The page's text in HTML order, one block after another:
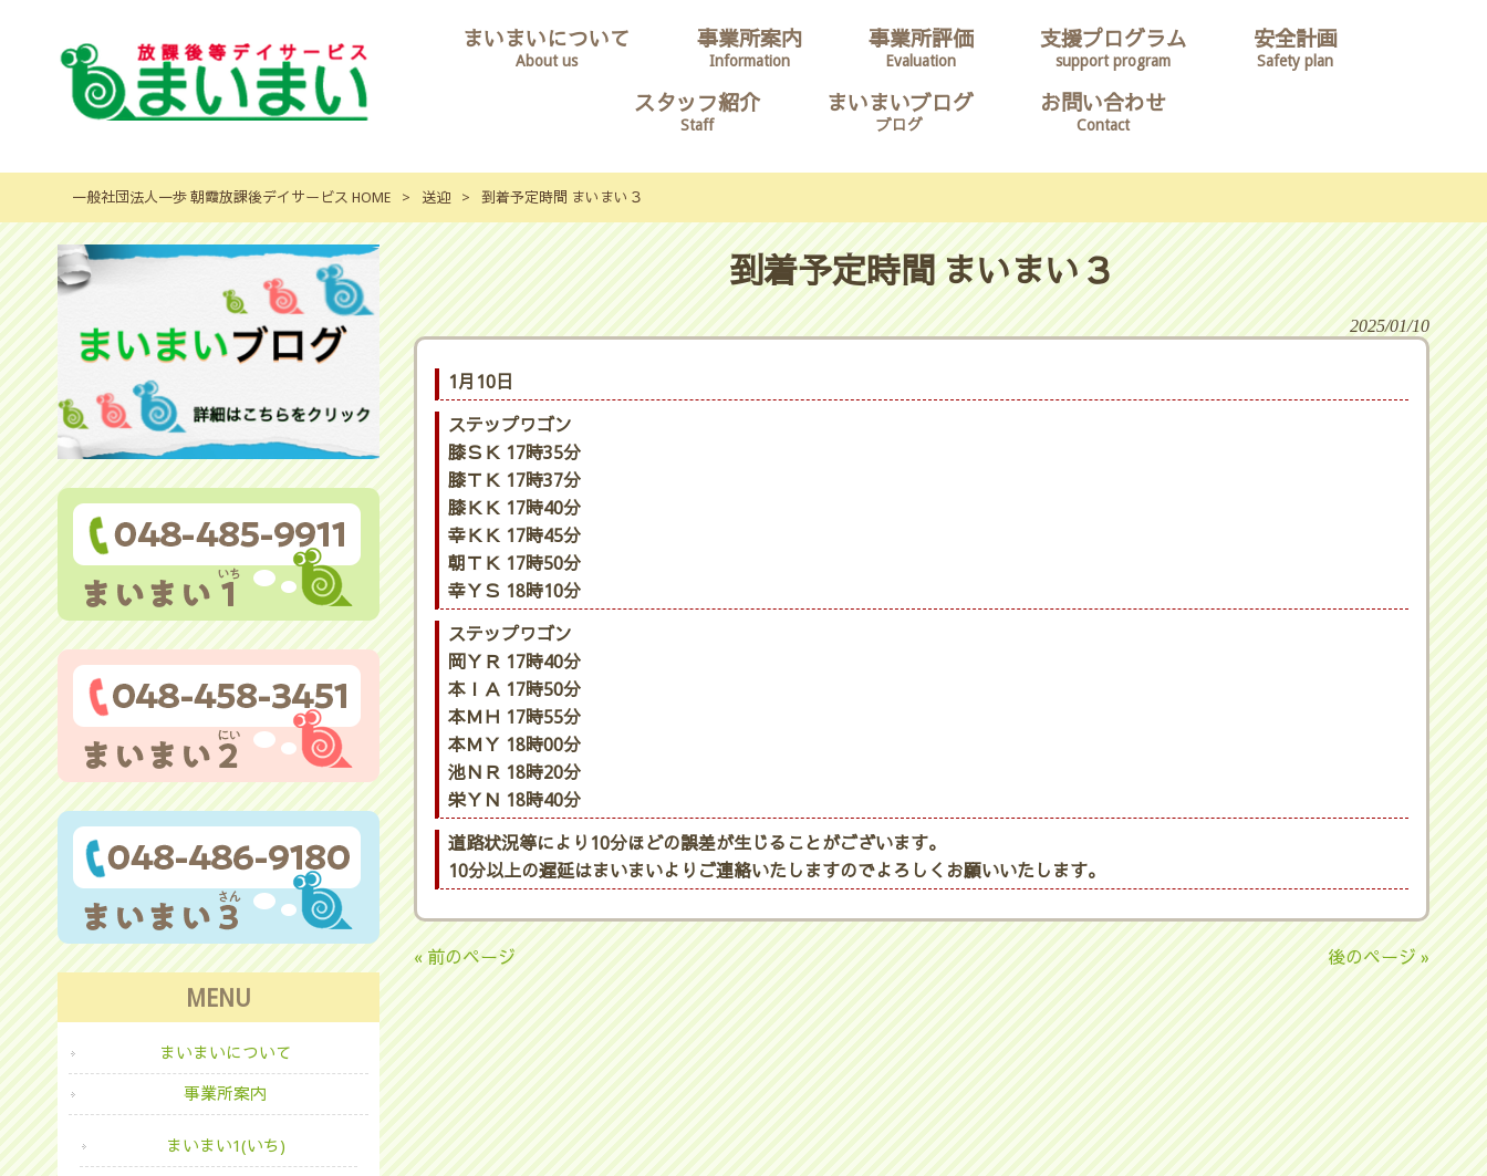
まいまいについて
About us
事業所案内
Information
事業所評価
Evaluation
支援プログラム
support program
安全計画
Safety plan
スタッフ紹介
Staff
まいまいブログ
ブログ
お問い合わせ
Contact
一般社団法人一歩 朝霞放課後デイサービス HOME > 送迎 > 到着予定時間 まいまい３
到着予定時間 まいまい３
2025/01/10
1月10日
ステップワゴン
膝ＳＫ 17時35分
膝ＴＫ 17時37分
膝ＫＫ 17時40分
幸ＫＫ 17時45分
朝ＴＫ 17時50分
幸ＹＳ 18時10分
ステップワゴン
岡ＹＲ 17時40分
本ＩＡ 17時50分
本ＭＨ 17時55分
本ＭＹ 18時00分
池ＮＲ 18時20分
栄ＹＮ 18時40分
道路状況等により10分ほどの誤差が生じることがございます。
10分以上の遅延はまいまいよりご連絡いたしますのでよろしくお願いいたします。
« 前のページ 後のページ »
MENU
まいまいについて
事業所案内
まいまい1(いち)